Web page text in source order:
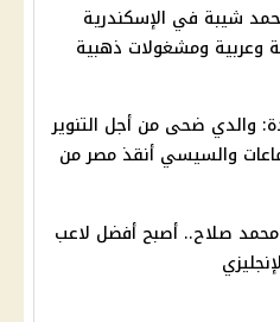
شيبة في الإسكندرية
وعربية ومشغولات ذهبية
والدي ضحى من أجل التنوير
والسيسي أنقذ مصر من
محمد صلاح.. أصبح أفضل لاعب